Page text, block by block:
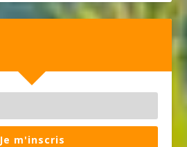
Je m'inscris